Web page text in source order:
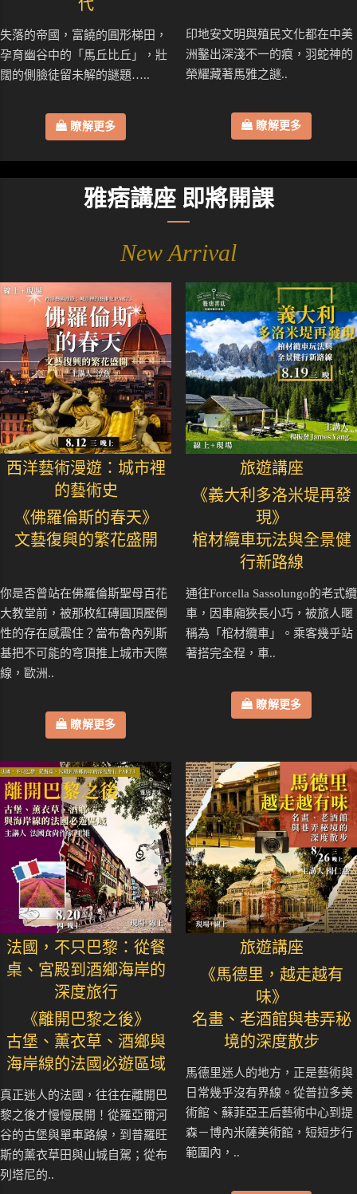
代
失落的帝國，富饒的圓形梯田，
孕育幽谷中的「馬丘比丘」，壯
闊的側臉徒留未解的謎題…..
瞭解更多
印地安文明與殖民文化都在中美
洲鑿出深淺不一的痕，羽蛇神的
榮耀藏著馬雅之謎..
瞭解更多
雅痞講座 即將開課
New Arrival
西洋藝術漫遊：城市裡
的藝術史
《佛羅倫斯的春天》
文藝復興的繁花盛開
你是否曾站在佛羅倫斯聖母百花
大教堂前，被那枚紅磚圓頂壓倒
性的存在感震住？當布魯內列斯
基把不可能的穹頂推上城市天際
線，歐洲..
瞭解更多
旅遊講座
《義大利多洛米堤再發
現》
棺材纜車玩法與全景健
行新路線
通往Forcella Sassolungo的老式纜
車，因車廂狹長小巧，被旅人暱
稱為「棺材纜車」。乘客幾乎站
著搭完全程，車..
瞭解更多
法國，不只巴黎：從餐
桌、宮殿到酒鄉海岸的
深度旅行
《離開巴黎之後》
古堡、薰衣草、酒鄉與
海岸線的法國必遊區域
真正迷人的法國，往往在離開巴
黎之後才慢慢展開！從羅亞爾河
谷的古堡與單車路線，到普羅旺
斯的薰衣草田與山城自駕；從布
列塔尼的..
旅遊講座
《馬德里，越走越有
味》
名畫、老酒館與巷弄秘
境的深度散步
馬德里迷人的地方，正是藝術與
日常幾乎沒有界線。從普拉多美
術館、蘇菲亞王后藝術中心到提
森－博內米薩美術館，短短步行
範圍內，..